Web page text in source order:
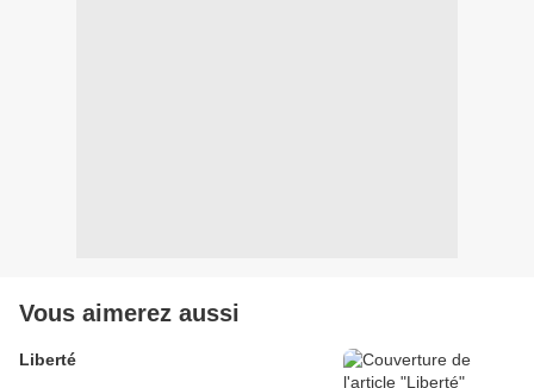
Vous aimerez aussi
Liberté